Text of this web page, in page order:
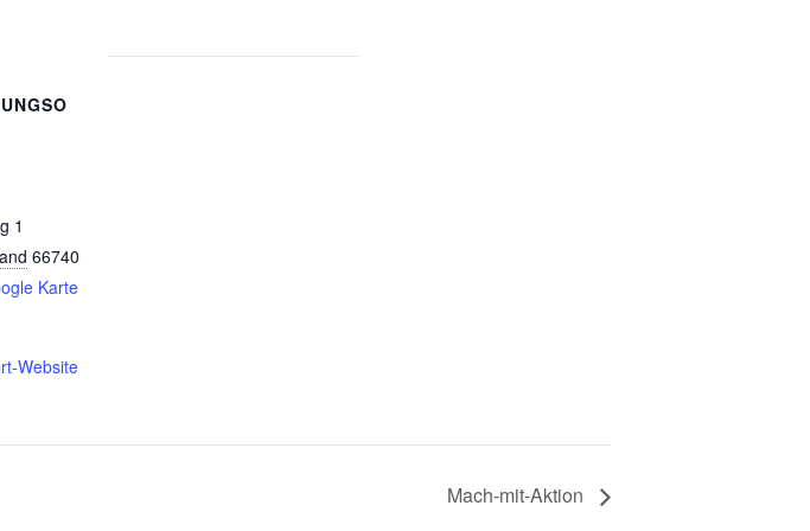
1
66740
Karte
Website
Mach-mit-Aktion